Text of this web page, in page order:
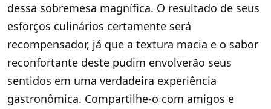
dessa sobremesa magnífica. O resultado de seus
esforços culinários certamente será
recompensador, já que a textura macia e o sabor
reconfortante deste pudim envolverão seus
sentidos em uma verdadeira experiência
gastronômica. Compartilhe-o com amigos e